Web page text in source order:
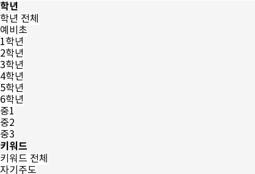
학년
학년 전체
예비초
1학년
2학년
3학년
4학년
5학년
6학년
중1
중2
중3
키워드
키워드 전체
자기주도